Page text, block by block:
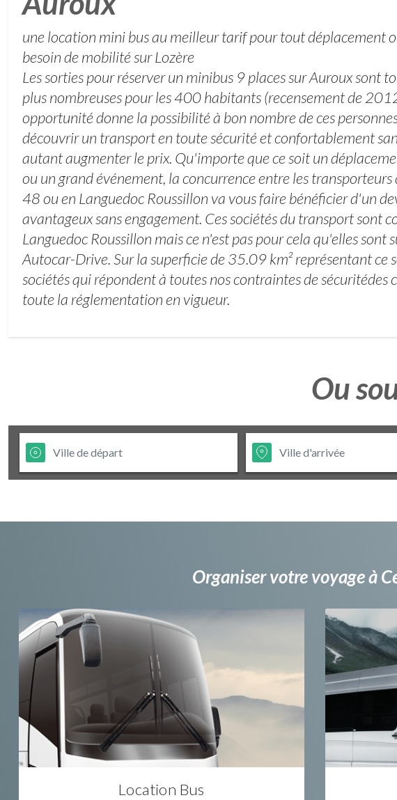
une location mini bus au meilleur tarif pour tout déplacement
besoin de mobilité sur Lozère
Les sorties pour réserver un minibus 9 places sur Auroux sont
plus nombreuses pour les 400 habitants (recensement de
opportunité donne la possibilité à bon nombre de ces
découvrir un transport en toute sécurité et confortablement
autant augmenter le prix. Qu'importe que ce soit un
ou un grand événement, la concurrence entre les transporteurs
48 ou en Languedoc Roussillon va vous faire bénéficier d'un
avantageux sans engagement. Ces sociétés du transport sont
Languedoc Roussillon mais ce n'est pas pour cela qu'elles sont
Autocar-Drive. Sur la superficie de 35.09 km² représentant ce
sociétés qui répondent à toutes nos contraintes de sécuritédes
toute la réglementation en vigueur.
Ou
Organiser votre voyage à
Location Bus